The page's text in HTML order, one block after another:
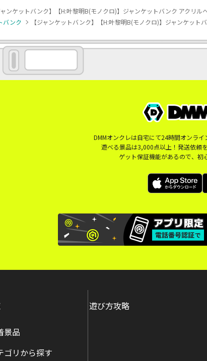
ャンケットバンク】【H:叶黎明B(モノクロ)】ジャンケットバンク アクリル
バンク 【ジャンケットバンク】【H:叶黎明B(モノクロ)】ジャンケット
DMMオンクレは自宅にて24時間オンライ
遊べる景品は3,000点以上！発送依頼
ゲット保証機能があるので、初
景品
ゴリから探す
遊び方攻略